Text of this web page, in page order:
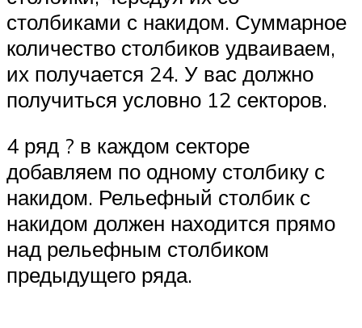
столбиками с накидом. Суммарное
количество столбиков удваиваем,
их получается 24. У вас должно
получиться условно 12 секторов.
4 ряд ? в каждом секторе
добавляем по одному столбику с
накидом. Рельефный столбик с
накидом должен находится прямо
над рельефным столбиком
предыдущего ряда.